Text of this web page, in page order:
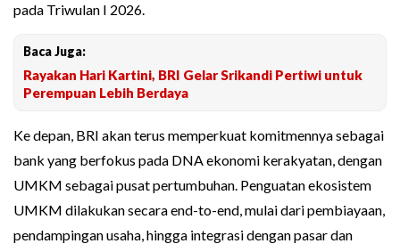
pada Triwulan I 2026.
Baca Juga:
Rayakan Hari Kartini, BRI Gelar Srikandi Pertiwi untuk
Perempuan Lebih Berdaya
Ke depan, BRI akan terus memperkuat komitmennya sebagai
bank yang berfokus pada DNA ekonomi kerakyatan, dengan
UMKM sebagai pusat pertumbuhan. Penguatan ekosistem
UMKM dilakukan secara end-to-end, mulai dari pembiayaan,
pendampingan usaha, hingga integrasi dengan pasar dan